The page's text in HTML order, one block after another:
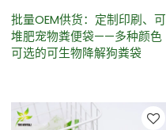
批量OEM供货：定制印刷、可
堆肥宠物粪便袋——多种颜色
可选的可生物降解狗粪袋